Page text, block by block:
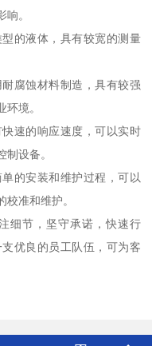
。
的液体，具有较宽的测量
腐蚀材料制造，具有较强
境。
速的响应速度，可以实时
设备。
的安装和维护过程，可以
准和维护。
细节，坚守承诺，快速行
优良的员工队伍，可为客